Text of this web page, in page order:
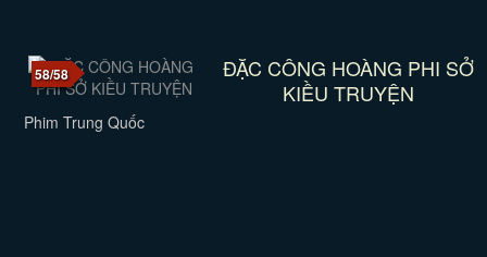
58/58
ĐẶC CÔNG HOÀNG PHI SỞ
KIỀU TRUYỆN
Phim Trung Quốc